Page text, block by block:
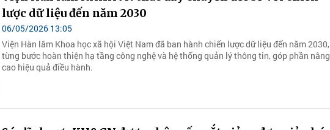
lược dữ liệu đến năm 2030
06/05/2026 13:05
Viện Hàn lâm Khoa học xã hội Việt Nam đã ban hành chiến lược dữ liệu đến năm 2030,
từng bước hoàn thiện hạ tầng công nghệ và hệ thống quản lý thông tin, góp phần nâng
cao hiệu quả điều hành.